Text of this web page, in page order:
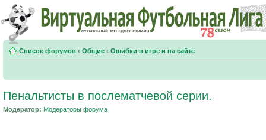
Список форумов ‹ Общие ‹ Ошибки в игре и на сайте
Пенальтисты в послематчевой серии.
Модератор: Модераторы форума